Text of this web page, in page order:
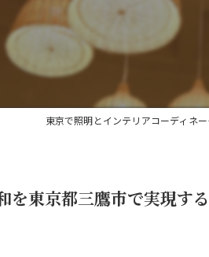
東京で照明とインテリアコーディネ
を東京都三鷹市で実現す